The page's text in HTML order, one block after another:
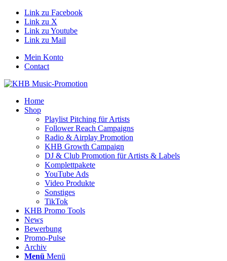
Link zu Facebook
Link zu X
Link zu Youtube
Link zu Mail
Mein Konto
Contact
Home
Shop
Playlist Pitching für Artists
Follower Reach Campaigns
Radio & Airplay Promotion
KHB Growth Campaign
DJ & Club Promotion für Artists & Labels
Komplettpakete
YouTube Ads
Video Produkte
Sonstiges
TikTok
KHB Promo Tools
News
Bewerbung
Promo-Pulse
Archiv
Menü Menü